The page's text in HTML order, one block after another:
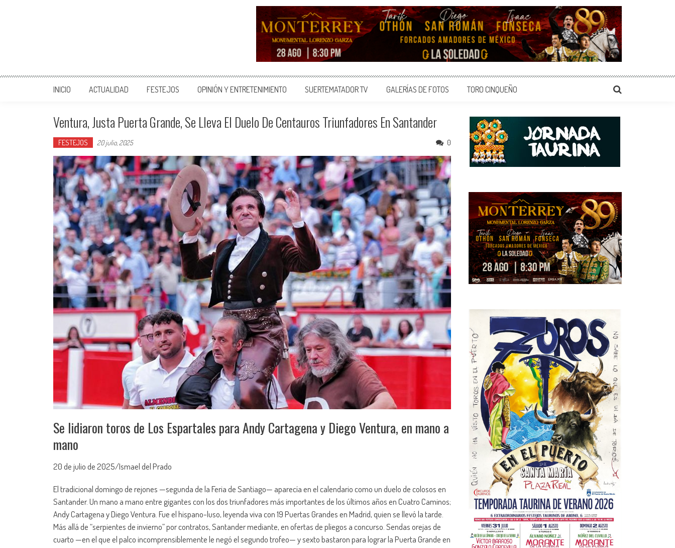
INICIO ACTUALIDAD FESTEJOS OPINIÓN Y ENTRETENIMIENTO SUERTEMATADOR TV GALERÍAS DE FOTOS TORO CINQUEÑO
Ventura, Justa Puerta Grande, Se Lleva El Duelo De Centauros Triunfadores En Santander
FESTEJOS 20 julio, 2025 0
Se lidiaron toros de Los Espartales para Andy Cartagena y Diego Ventura, en mano a
mano
20 de julio de 2025/Ismael del Prado
El tradicional domingo de rejones —segunda de la Feria de Santiago— aparecía en el calendario como un duelo de colosos en
Santander. Un mano a mano entre gigantes con los dos triunfadores más importantes de los últimos años en Cuatro Caminos;
Andy Cartagena y Diego Ventura. Fue el hispano-luso, leyenda viva con 19 Puertas Grandes en Madrid, quien se llevó la tarde.
Más allá de “serpientes de invierno” por contratos, Santander mediante, en ofertas de pliegos a concurso. Sendas orejas de
cuarto —en el que el palco incomprensiblemente le negó el segundo trofeo— y sexto bastaron para lograr la Puerta Grande en